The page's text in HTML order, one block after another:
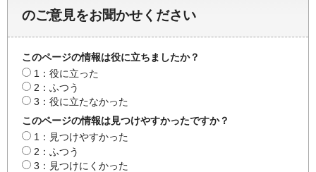
のご意見をお聞かせください
このページの情報は役に立ちましたか？
1：役に立った
2：ふつう
3：役に立たなかった
このページの情報は見つけやすかったですか？
1：見つけやすかった
2：ふつう
3：見つけにくかった